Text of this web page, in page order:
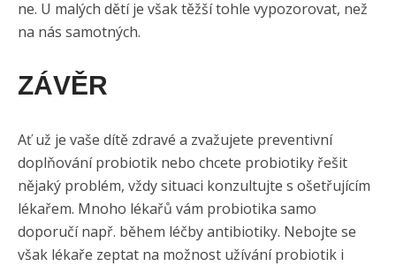
ne. U malých dětí je však těžší tohle vypozorovat, než
na nás samotných.
ZÁVĚR
Ať už je vaše dítě zdravé a zvažujete preventivní
doplňování probiotik nebo chcete probiotiky řešit
nějaký problém, vždy situaci konzultujte s ošetřujícím
lékařem. Mnoho lékařů vám probiotika samo
doporučí např. během léčby antibiotiky. Nebojte se
však lékaře zeptat na možnost užívání probiotik i